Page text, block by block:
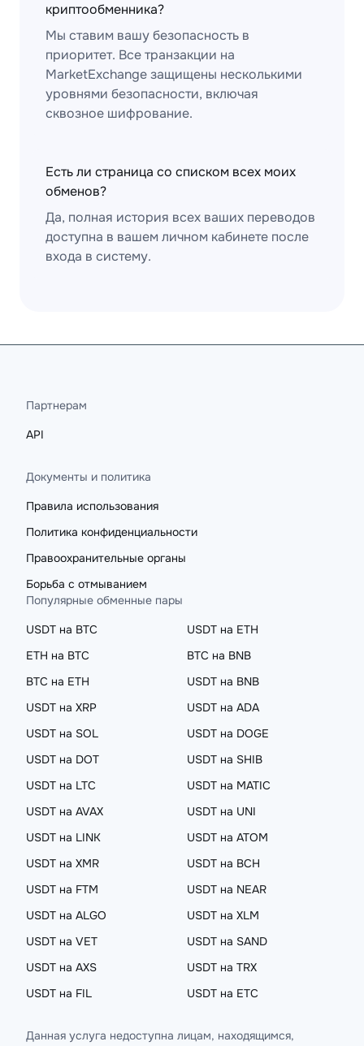
криптообменника?
Мы ставим вашу безопасность в
приоритет. Все транзакции на
MarketExchange защищены несколькими
уровнями безопасности, включая
сквозное шифрование.
Есть ли страница со списком всех моих
обменов?
Да, полная история всех ваших переводов
доступна в вашем личном кабинете после
входа в систему.
Партнерам
API
Документы и политика
Правила использования
Политика конфиденциальности
Правоохранительные органы
Борьба с отмыванием
Популярные обменные пары
USDT на BTC
USDT на ETH
ETH на BTC
BTC на BNB
BTC на ETH
USDT на BNB
USDT на XRP
USDT на ADA
USDT на SOL
USDT на DOGE
USDT на DOT
USDT на SHIB
USDT на LTC
USDT на MATIC
USDT на AVAX
USDT на UNI
USDT на LINK
USDT на ATOM
USDT на XMR
USDT на BCH
USDT на FTM
USDT на NEAR
USDT на ALGO
USDT на XLM
USDT на VET
USDT на SAND
USDT на AXS
USDT на TRX
USDT на FIL
USDT на ETC
Данная услуга недоступна лицам, находящимся,